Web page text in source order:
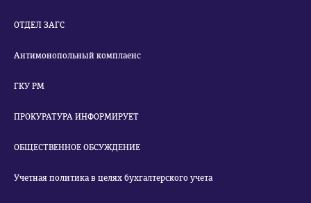
ОТДЕЛ ЗАГС
Антимонопольный комплаенс
ГКУ РМ
ПРОКУРАТУРА ИНФОРМИРУЕТ
ОБЩЕСТВЕННОЕ ОБСУЖДЕНИЕ
Учетная политика в целях бухгалтерского учета